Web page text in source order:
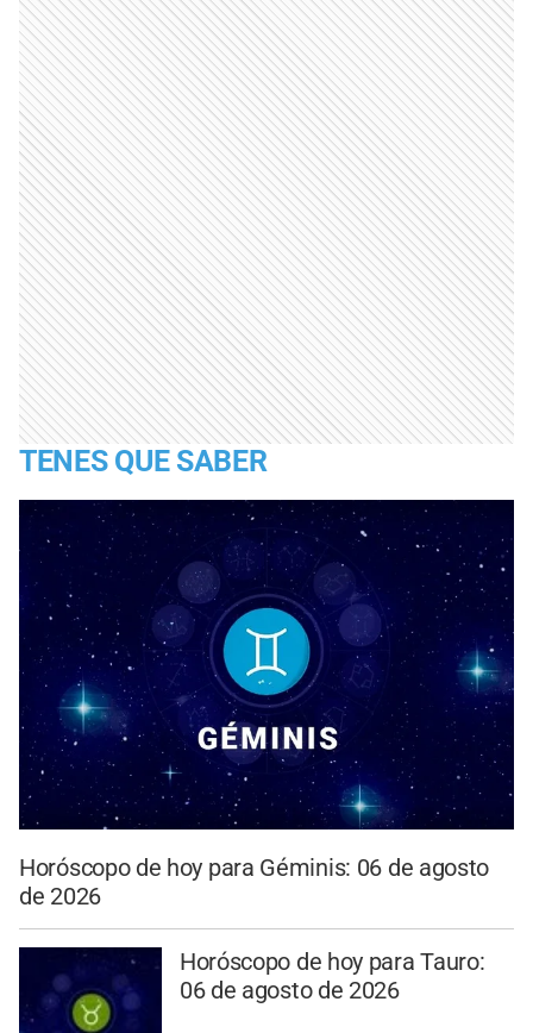
TENES QUE SABER
Horóscopo de hoy para Géminis: 06 de agosto
de 2026
Horóscopo de hoy para Tauro:
06 de agosto de 2026